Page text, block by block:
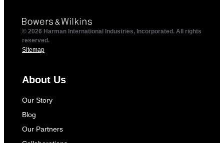
© 2026 Harman International Industries, Incorporated. All rights
reserved.
Sitemap
About Us
Our Story
Blog
Our Partners